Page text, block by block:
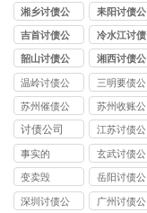
司
公司
湘乡讨债公
司
耒阳讨债公
司
吉首讨债公
司
冷水江讨债
公司
韶山讨债公
司
湘西讨债公
司
温岭讨债公
司
三明要债公
司
苏州催债公
司
苏州收账公
司
讨债公司
江苏讨债公
司
事实的
玄武讨债公
司
变卖毁
岳阳讨债公
司
深圳讨债公
广州讨债公